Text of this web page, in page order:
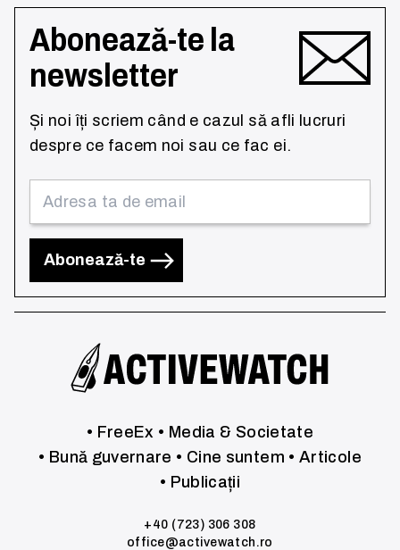
Abonează-te la
newsletter
Și noi îți scriem când e cazul să afli lucruri
despre ce facem noi sau ce fac ei.
Abonează-te
• FreeEx • Media & Societate
• Bună guvernare • Cine suntem • Articole
• Publicații
+40 (723) 306 308
office@activewatch.ro